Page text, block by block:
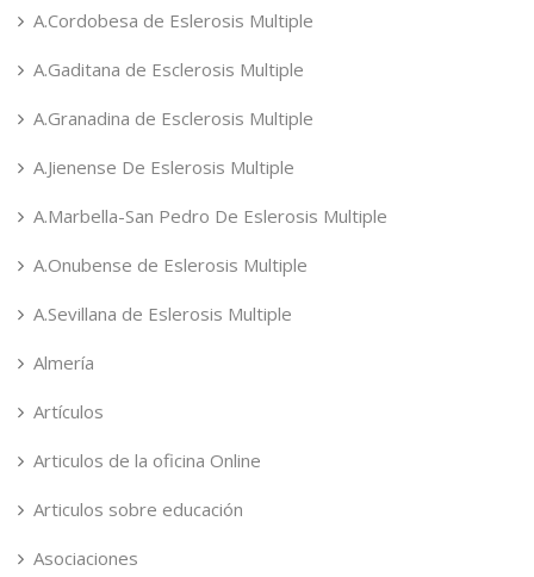
A.Cordobesa de Eslerosis Multiple
A.Gaditana de Esclerosis Multiple
A.Granadina de Esclerosis Multiple
A.Jienense De Eslerosis Multiple
A.Marbella-San Pedro De Eslerosis Multiple
A.Onubense de Eslerosis Multiple
A.Sevillana de Eslerosis Multiple
Almería
Artículos
Articulos de la oficina Online
Articulos sobre educación
Asociaciones